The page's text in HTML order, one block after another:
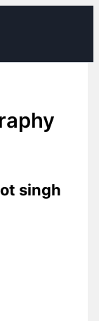
singh